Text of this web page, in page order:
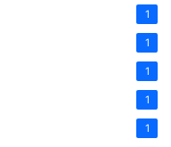
1
1
1
1
1